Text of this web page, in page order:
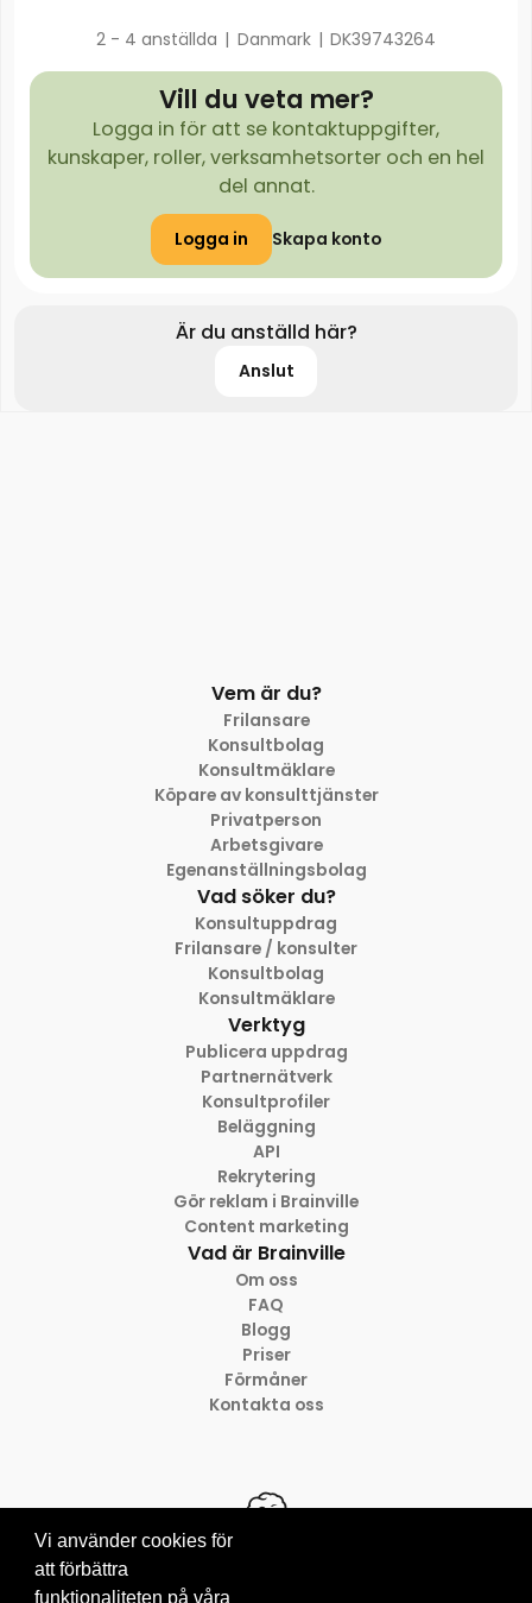
2 - 4 anställda | Danmark | DK39743264
Vill du veta mer?
Logga in för att se kontaktuppgifter,
kunskaper, roller, verksamhetsorter och en hel
del annat.
Logga in Skapa konto
Är du anställd här?
Anslut
Vem är du?
Frilansare
Konsultbolag
Konsultmäklare
Köpare av konsulttjänster
Privatperson
Arbetsgivare
Egenanställningsbolag
Vad söker du?
Konsultuppdrag
Frilansare / konsulter
Konsultbolag
Konsultmäklare
Verktyg
Publicera uppdrag
Partnernätverk
Konsultprofiler
Beläggning
API
Rekrytering
Gör reklam i Brainville
Content marketing
Vad är Brainville
Om oss
FAQ
Blogg
Priser
Förmåner
Kontakta oss
Vi använder cookies för
att förbättra
funktionaliteten på våra